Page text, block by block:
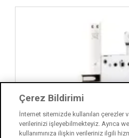
Çerez Bildirimi
İnternet sitemizde kullanılan çerezler
verilerinizi işleyebilmekteyiz. Ayrıca
kullanımınıza ilişkin verileriniz ilgili